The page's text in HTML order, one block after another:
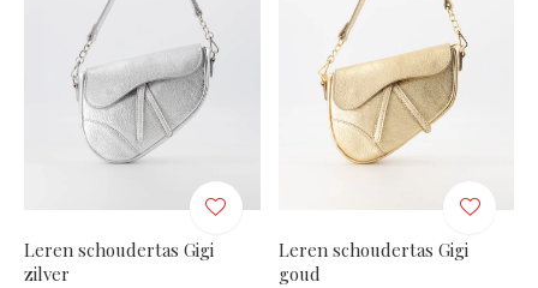
Leren schoudertas Gigi
zilver
Leren schoudertas Gigi
goud